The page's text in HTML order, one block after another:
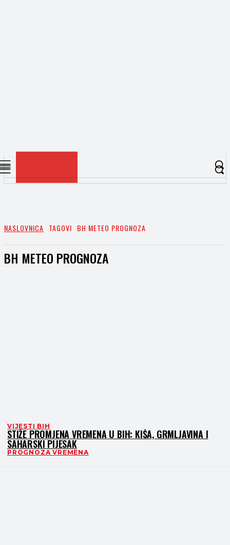
NASLOVNICA TAGOVI BH METEO PROGNOZA
BH METEO PROGNOZA
VIJESTI BIH
STIŽE PROMJENA VREMENA U BIH: KIŠA, GRMLJAVINA I
SAHARSKI PIJESAK
PROGNOZA VREMENA